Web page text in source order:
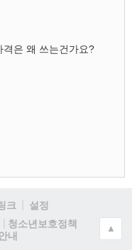
은 왜 쓰는건가요?
크
설정
청소년보호정책
내
▲